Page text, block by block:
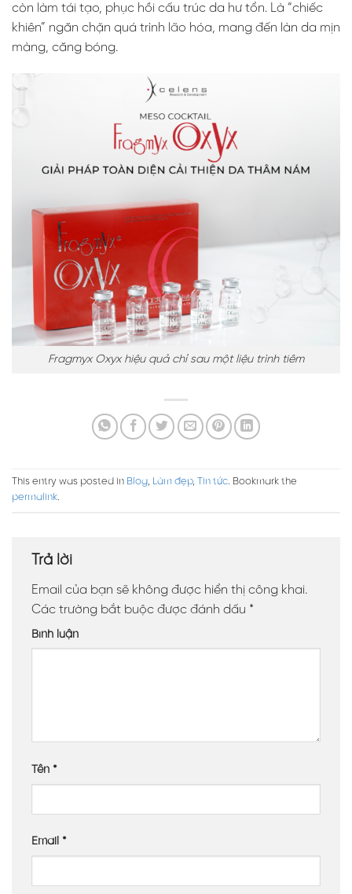
còn làm tái tạo, phục hồi cấu trúc da hư tổn. Là “chiếc
khiên” ngăn chặn quá trình lão hóa, mang đến làn da mịn
màng, căng bóng.
Fragmyx Oxyx hiệu quả chỉ sau một liệu trình tiêm
This entry was posted in Blog, Làm đẹp, Tin tức. Bookmark the
permalink.
Trả lời
Email của bạn sẽ không được hiển thị công khai.
Các trường bắt buộc được đánh dấu *
Bình luận
Tên *
Email *